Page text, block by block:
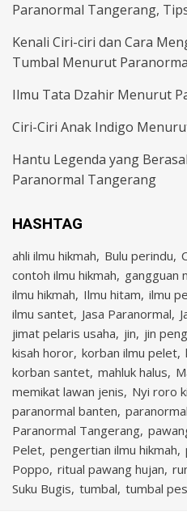
Paranormal Tangerang,
Kenali Ciri-ciri dan Cara
Tumbal Menurut
Ilmu Tata Dzahir Menurut
Ciri-Ciri Anak Indigo
Hantu Legenda yang
Paranormal Tangerang
HASHTAG
ahli ilmu hikmah Bulu perindu
contoh ilmu hikmah gangguan
ilmu hikmah Ilmu hitam ilmu
ilmu santet Jasa Paranormal
jimat pelaris usaha jin jin
kisah horor korban ilmu pelet
korban santet mahluk halus
memikat lawan jenis Nyi roro
paranormal banten
Paranormal Tangerang
Pelet pengertian ilmu hikmah
Poppo ritual pawang hujan
Suku Bugis tumbal tumbal